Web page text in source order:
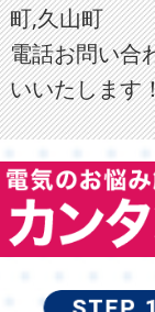
町,久山町
電話お問い合
いいたします